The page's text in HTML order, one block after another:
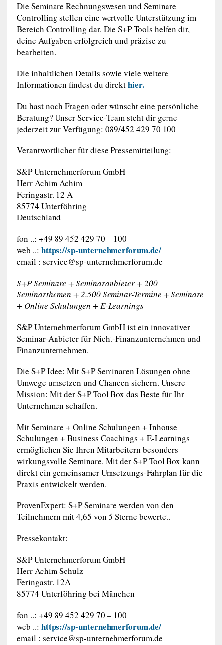
Die Seminare Rechnungswesen und Seminare
Controlling stellen eine wertvolle Unterstützung im
Bereich Controlling dar. Die S+P Tools helfen dir,
deine Aufgaben erfolgreich und präzise zu
bearbeiten.
Die inhaltlichen Details sowie viele weitere
Informationen findest du direkthier.
Du hast noch Fragen oder wünscht eine persönliche
Beratung? Unser Service-Team steht dir gerne
jederzeit zur Verfügung: 089/452 429 70 100
Verantwortlicher für diese Pressemitteilung:
S&P Unternehmerforum GmbH
Herr Achim Achim
Feringastr. 12 A
85774 Unterföhring
Deutschland
fon ..: +49 89 452 429 70 – 100
web ..: https://sp-unternehmerforum.de/
email : service@sp-unternehmerforum.de
S+P Seminare + Seminaranbieter + 200
Seminarthemen + 2.500 Seminar-Termine + Seminare
+ Online Schulungen + E-Learnings
S&P Unternehmerforum GmbH ist ein innovativer
Seminar-Anbieter für Nicht-Finanzunternehmen und
Finanzunternehmen.
Die S+P Idee: Mit S+P Seminaren Lösungen ohne
Umwege umsetzen und Chancen sichern. Unsere
Mission: Mit der S+P Tool Box das Beste für Ihr
Unternehmen schaffen.
Mit Seminare + Online Schulungen + Inhouse
Schulungen + Business Coachings + E-Learnings
ermöglichen Sie Ihren Mitarbeitern besonders
wirkungsvolle Seminare. Mit der S+P Tool Box kann
direkt ein gemeinsamer Umsetzungs-Fahrplan für die
Praxis entwickelt werden.
ProvenExpert: S+P Seminare werden von den
Teilnehmern mit 4,65 von 5 Sterne bewertet.
Pressekontakt:
S&P Unternehmerforum GmbH
Herr Achim Schulz
Feringastr. 12A
85774 Unterföhring bei München
fon ..: +49 89 452 429 70 – 100
web ..: https://sp-unternehmerforum.de/
email : service@sp-unternehmerforum.de